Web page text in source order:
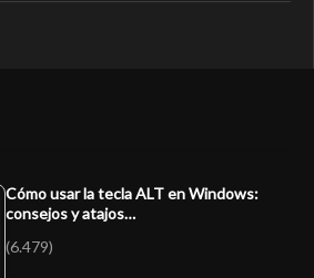
Cómo usar la tecla ALT en Windows:
consejos y atajos…
(6.479)